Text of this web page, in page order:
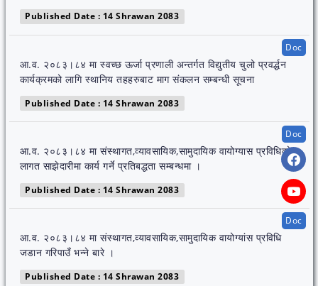
Published Date : 14 Shrawan 2083
आ.व. २०८३।८४ मा स्वच्छ ऊर्जा प्रणाली अन्तर्गत विद्युतीय चुलो प्रवर्द्धन
कार्यक्रमको लागि स्थानिय तहहरुबाट माग संकलन सम्बन्धी सूचना
Published Date : 14 Shrawan 2083
Doc
आ.व. २०८३।८४ मा संस्थागत,व्यावसायिक,सामुदायिक वायोग्यास प्रविधिको
लागत साझेदारीमा कार्य गर्ने प्रतिबद्धता सम्बन्धमा ।
Published Date : 14 Shrawan 2083
Doc
आ.व. २०८३।८४ मा संस्थागत,व्यावसायिक,सामुदायिक वायोग्यांस प्रविधि
जडान गरिपाउँ भन्ने बारे ।
Published Date : 14 Shrawan 2083
Doc